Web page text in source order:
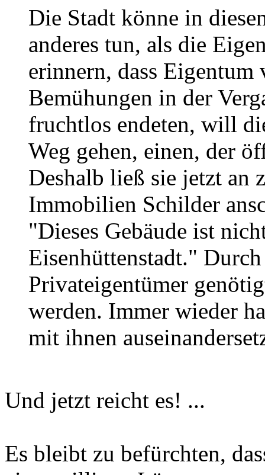
Die Stadt könne in
anderes tun, als die
erinnern, dass
Bemühungen in der
fruchtlos endeten, will
Weg gehen, einen, der
Deshalb ließ sie jetzt an
Immobilien Schilder
"Dieses Gebäude ist
Eisenhüttenstadt."
Privateigentümer
werden. Immer wieder
mit ihnen
Und jetzt reicht es! ...
Es bleibt zu befürchten,